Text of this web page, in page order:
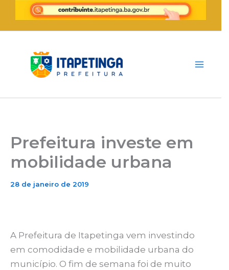
para
conteúdo
Prefeitura investe em
mobilidade urbana
28 de janeiro de 2019
A Prefeitura de Itapetinga vem investindo
em comodidade e mobilidade urbana do
município. O fim de semana foi de muito